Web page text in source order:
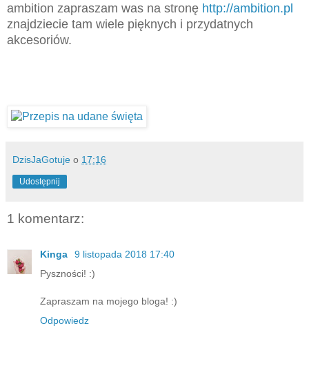
ambition zapraszam was na stronę http://ambition.pl
znajdziecie tam wiele pięknych i przydatnych
akcesoriów.
DzisJaGotuje o 17:16
Udostępnij
1 komentarz:
Kinga
9 listopada 2018 17:40
Pyszności! :)
Zapraszam na mojego bloga! :)
Odpowiedz